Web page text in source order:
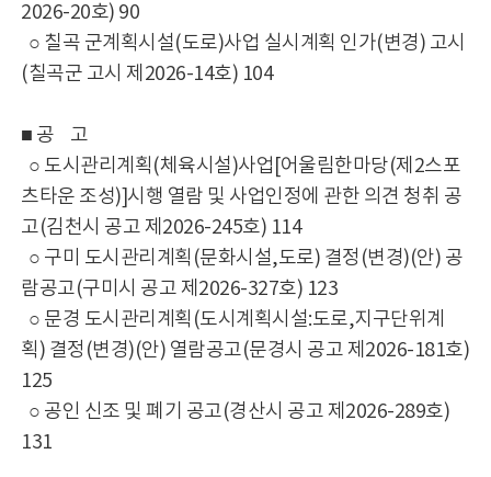
2026-20호) 90
○ 칠곡 군계획시설(도로)사업 실시계획 인가(변경) 고시
(칠곡군 고시 제2026-14호) 104
■ 공 고
○ 도시관리계획(체육시설)사업[어울림한마당(제2스포
츠타운 조성)]시행 열람 및 사업인정에 관한 의견 청취 공
고(김천시 공고 제2026-245호) 114
○ 구미 도시관리계획(문화시설,도로) 결정(변경)(안) 공
람공고(구미시 공고 제2026-327호) 123
○ 문경 도시관리계획(도시계획시설:도로,지구단위계
획) 결정(변경)(안) 열람공고(문경시 공고 제2026-181호)
125
○ 공인 신조 및 폐기 공고(경산시 공고 제2026-289호)
131